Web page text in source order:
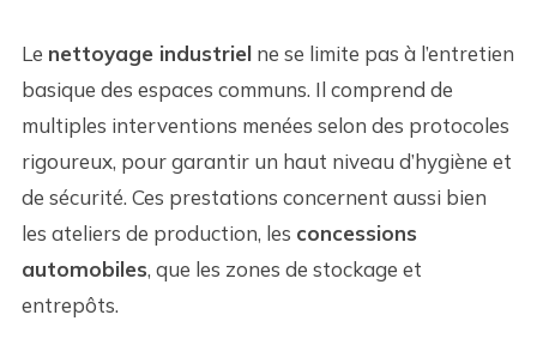
Le nettoyage industrielne se limite pas à l’entretien
basique des espaces communs. Il comprend de
multiples interventions menées selon des protocoles
rigoureux, pour garantir un haut niveau d’hygiène et
de sécurité. Ces prestations concernent aussi bien
les ateliers de production, les concessions
automobiles, que les zones de stockage et
entrepôts.